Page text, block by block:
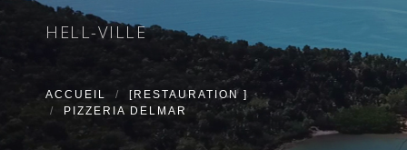
HELL-VILLE
ACCUEIL
[RESTAURATION ]
PIZZERIA DELMAR